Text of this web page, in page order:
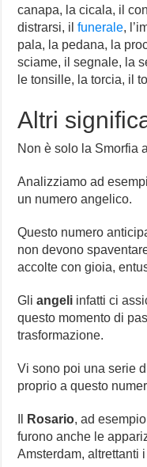
canapa, la cicala, il
distrarsi, ilfunerale,
pala, la pedana, la
sciame, il segnale, la
le tonsille, la torcia, il
Altri
Non è solo la Smorfia
Analizziamo ad
un numero angelico.
Questo numero
non devono
accolte con gioia,
Gliangeli infatti ci
questo momento di
trasformazione.
Vi sono poi una serie
proprio a questo
Rosario, ad
furono anche le
Amsterdam, altrettanti